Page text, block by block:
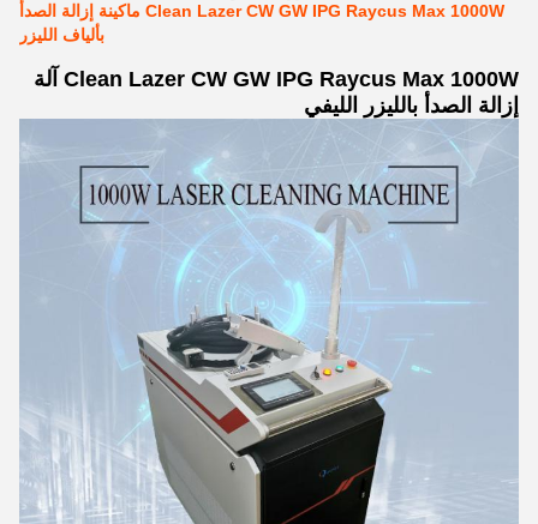
Clean Lazer CW GW IPG Raycus Max 1000W ماكينة إزالة الصدأ
بألياف الليزر
Clean Lazer CW GW IPG Raycus Max 1000W آلة
إزالة الصدأ بالليزر الليفي